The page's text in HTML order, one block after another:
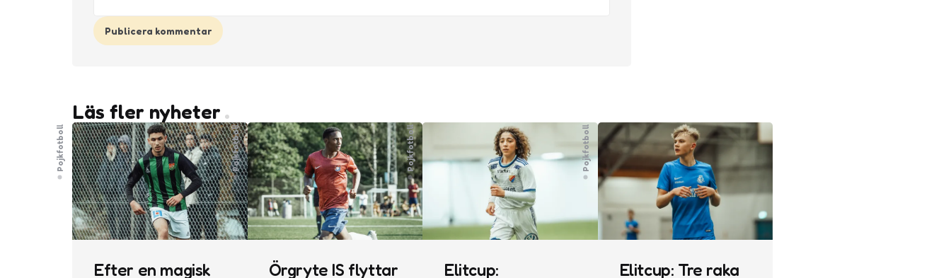
Läs fler nyheter
Pojkfotboll
Efter en magisk
Pojkfotboll
Örgryte IS flyttar
Pojkfotboll
Elitcup:
Pojkfotboll
Elitcup: Tre raka